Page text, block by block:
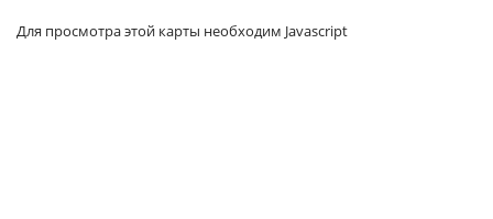
Для просмотра этой карты необходим Javascript